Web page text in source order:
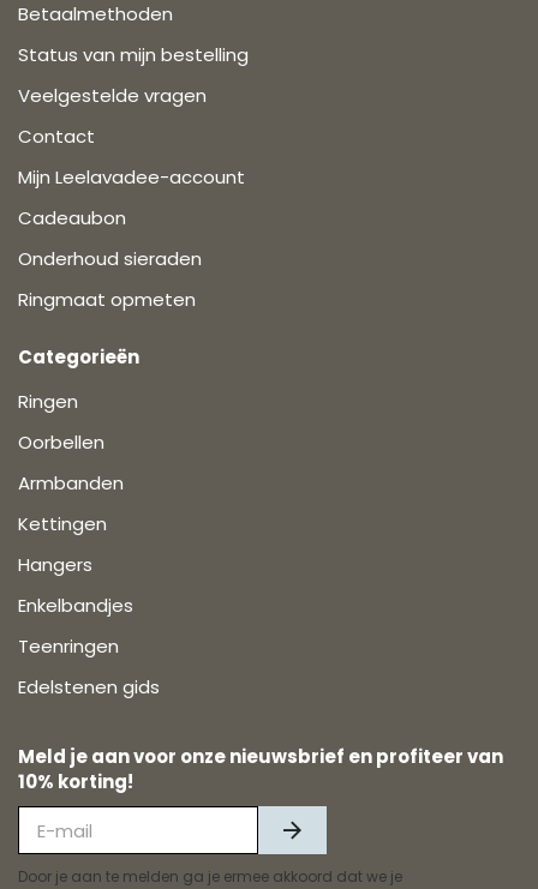
Betaalmethoden
Status van mijn bestelling
Veelgestelde vragen
Contact
Mijn Leelavadee-account
Cadeaubon
Onderhoud sieraden
Ringmaat opmeten
Categorieën
Ringen
Oorbellen
Armbanden
Kettingen
Hangers
Enkelbandjes
Teenringen
Edelstenen gids
Meld je aan voor onze nieuwsbrief en profiteer van
10% korting!
Door je aan te melden ga je ermee akkoord dat we je